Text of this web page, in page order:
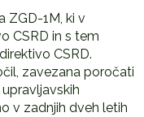
ZGD-1M, ki v
CSRD in s tem
CSRD.
zavezana poročati
v zadnjih dveh letih